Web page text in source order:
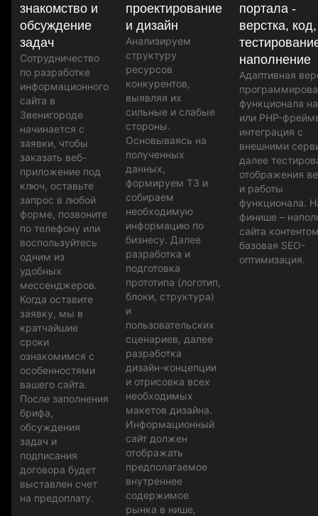
знакомство и
обсуждение
задач
Сотрудничество
по разработке
информационного
сайта в
Звенигороде
начинается с
заявки, чтобы
заказать веб-
приложение под
ключ, оставьте
запрос в любой
форме, позвоните
по телефону или
воспользуйтесь
одним из
удобных
мессенджеров.
Когда оставите
заявку, мы в
кратчайшие
сроки
ознакомимся с
особенностями
вашего сайта.
После заполнения
брифа,
обсуждения
задач и
подписания
договора будет
выставлен счет
на предоплату.
проектирование
и дизайн
Анализируем
структуру
ресурсов
конкурентов,
выявляя их
сильные и слабые
стороны.
Основываясь на
полученных
данных,
формируем ТЗ и
собираем
необходимую
информацию по
бизнесу. Далее
разработка и
подготовка
прототипа (логотип,
блоки, структура)
и
пользовательских
сценариев, далее
разработка
дизайн-концепции
и отрисовка всех
необходимых
макетов дизайна.
Информационный
сайт должен
отображать
предполагаемое
внутреннее
содержимое
рынка в нише,
портала -
верстка, код,
наполнение
Адаптивная
функционала
или PHP-
интеграция с
внешними
далее
отображения
и работы
функционала.
финише –
сайта
базовая SEO-
оптимизация.